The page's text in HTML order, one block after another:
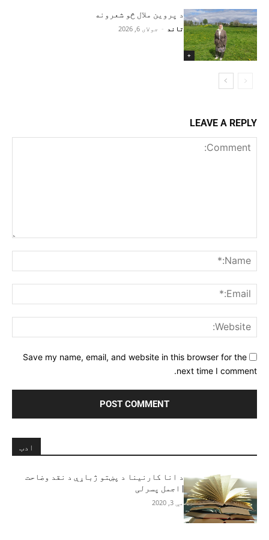
+
د پروین ملال څو شعرونه
تاند - جولای 6, 2026
LEAVE A REPLY
Save my name, email, and website in this browser for the
next time I comment.
ادب
د انا کارنینا د پښتو ژباړې د نقد وضاحت
| اجمل پسرلی
مې 3, 2020